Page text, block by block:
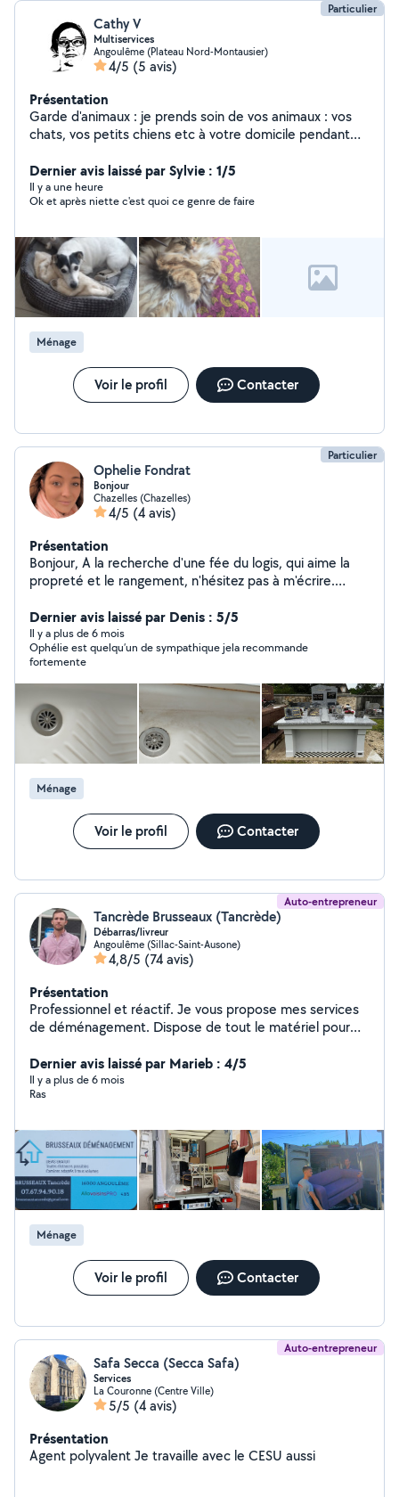
Particulier
Cathy V
Multiservices
Angoulême (Plateau Nord-Montausier)
4/5 (5 avis)
Présentation
Garde d'animaux : je prends soin de vos animaux : vos
chats, vos petits chiens etc à votre domicile pendant
ensemble. Si vous avez besoin de repassage, ménage,
jardinage Je sais faire du petit bricolage, éclairage,
dépannage etc, à voir ensemble. Je sais dépanner une
d'aide pour vos papiers administratifs, je suis là. Pour vos
CV, vos lettres de motivation, je suis là. Je suis
soigneuse et consciencieuse dans mon travail, car j'aime
le travail bien fait. Si vous avez besoin d'informations
supplémentaires, n'hésitez pas à me demander. À
bientôt. Cathy V.
Dernier avis laissé par Sylvie : 1/5
Il y a une heure
Ok et après niette c'est quoi ce genre de faire
Ménage
Voir le profil Contacter
Particulier
Ophelie Fondrat
Bonjour
Chazelles (Chazelles)
4/5 (4 avis)
Présentation
Bonjour, A la recherche d'une fée du logis, qui aime la
propreté et le rangement, n'hésitez pas à m'écrire.
auto entreprise au nom de O'Fée du logis uniquement
pour les sépultures). Remise en état logement locatif,
Vitrerie Ménage quotidien Ect ... Belle journée
Dernier avis laissé par Denis : 5/5
Il y a plus de 6 mois
Ophélie est quelqu’un de sympathique jela recommande
fortemente
Ménage
Voir le profil Contacter
Auto-entrepreneur
Tancrède Brusseaux (Tancrède)
Débarras/livreur
Angoulême (Sillac-Saint-Ausone)
4,8/5 (74 avis)
Présentation
Professionnel et réactif. Je vous propose mes services
de déménagement. Dispose de tout le matériel pour
d'encombrants : garages / appartements... Ainsi que
des travaux de rénovation sur devis. Tarifs par
téléphone au : zéro sept, 67 94 90 18 ou par message.
Dernier avis laissé par Marieb : 4/5
Il y a plus de 6 mois
Ras
Ménage
Voir le profil Contacter
Auto-entrepreneur
Safa Secca (Secca Safa)
Services
La Couronne (Centre Ville)
5/5 (4 avis)
Présentation
Agent polyvalent Je travaille avec le CESU aussi